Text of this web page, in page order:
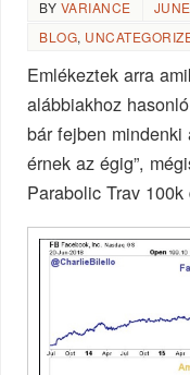
BY VARIANCE
BLOG,
Emlékeztek arra
alábbiakhoz
bár fejben
érnek az égig”,
Parabolic Trav